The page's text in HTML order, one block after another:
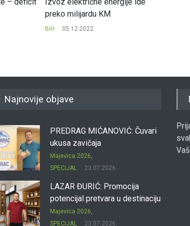
preko milijardu KM
BiH 05.12.2022.
Najnovije objave
PREDRAG MIĆANOVIĆ: Čuvari
ukusa zavičaja
Majevica 2026
SPECIJAL
23.07.2026.
LAZAR ĐURIĆ: Promocija
potencijal pretvara u destinaciju
Majevica 2026
SPECIJAL
23.07.2026.